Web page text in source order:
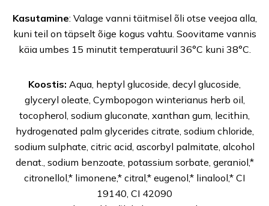
Kasutamine: Valage vanni täitmisel õli otse veejoa alla,
kuni teil on täpselt õige kogus vahtu. Soovitame vannis
käia umbes 15 minutit temperatuuril 36°C kuni 38°C.
Koostis: Aqua, heptyl glucoside, decyl glucoside,
glyceryl oleate, Cymbopogon winterianus herb oil,
tocopherol, sodium gluconate, xanthan gum, lecithin,
hydrogenated palm glycerides citrate, sodium chloride,
sodium sulphate, citric acid, ascorbyl palmitate, alcohol
denat., sodium benzoate, potassium sorbate, geraniol,*
citronellol,* limonene,* citral,* eugenol,* linalool,* CI
19140, CI 42090